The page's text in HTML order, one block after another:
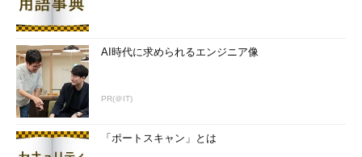
ほしいです。これが平田なんだ！とびっく
りするのかなあ？？ うーん、どう思ってく
れるのか平田、とてもドキドキしておりま
す。平田、マイペースって言われますが、
かわいいって思われたかったりしちゃった
に載ってる直アドのほうで今後は連絡取り
AI時代に求められるエンジニア像
PR(＠IT)
「ポートスキャン」とは